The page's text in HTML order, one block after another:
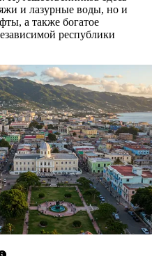
и лазурные воды, но и
а также богатое
республики